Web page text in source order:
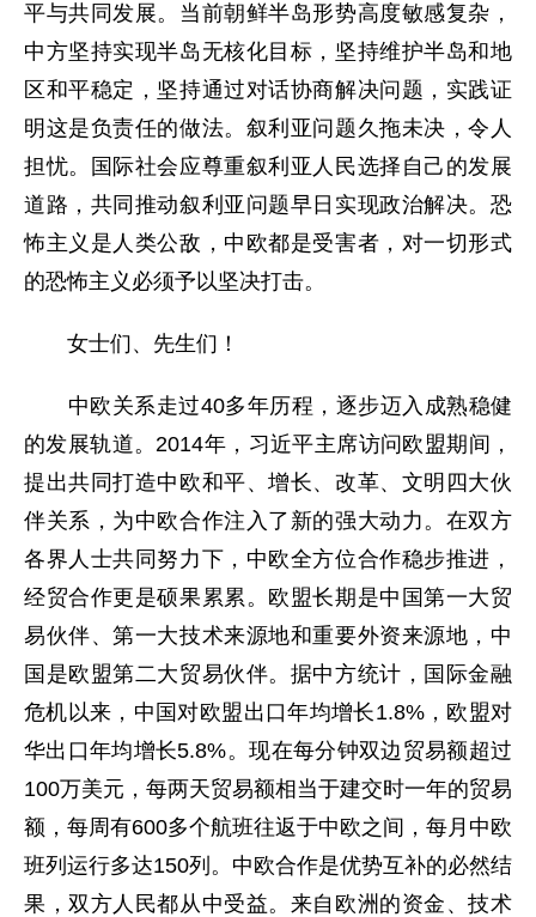
平与共同发展。当前朝鲜半岛形势高度敏感复杂，
中方坚持实现半岛无核化目标，坚持维护半岛和地
区和平稳定，坚持通过对话协商解决问题，实践证
明这是负责任的做法。叙利亚问题久拖未决，令人
担忧。国际社会应尊重叙利亚人民选择自己的发展
道路，共同推动叙利亚问题早日实现政治解决。恐
怖主义是人类公敌，中欧都是受害者，对一切形式
的恐怖主义必须予以坚决打击。
女士们、先生们！
中欧关系走过40多年历程，逐步迈入成熟稳健
的发展轨道。2014年，习近平主席访问欧盟期间，
提出共同打造中欧和平、增长、改革、文明四大伙
伴关系，为中欧合作注入了新的强大动力。在双方
各界人士共同努力下，中欧全方位合作稳步推进，
经贸合作更是硕果累累。欧盟长期是中国第一大贸
易伙伴、第一大技术来源地和重要外资来源地，中
国是欧盟第二大贸易伙伴。据中方统计，国际金融
危机以来，中国对欧盟出口年均增长1.8%，欧盟对
华出口年均增长5.8%。现在每分钟双边贸易额超过
100万美元，每两天贸易额相当于建交时一年的贸易
额，每周有600多个航班往返于中欧之间，每月中欧
班列运行多达150列。中欧合作是优势互补的必然结
果，双方人民都从中受益。来自欧洲的资金、技术